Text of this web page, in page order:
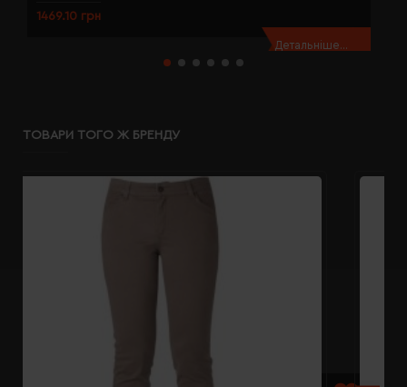
1469.10 грн
Детальніше...
ТОВАРИ ТОГО Ж БРЕНДУ